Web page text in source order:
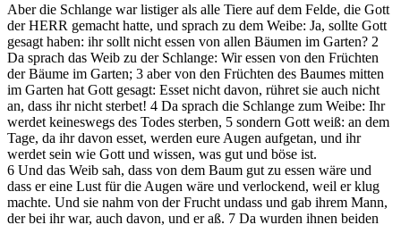
Aber die Schlange war listiger als alle Tiere auf dem Felde, die Gott
der HERR gemacht hatte, und sprach zu dem Weibe: Ja, sollte Gott
gesagt haben: ihr sollt nicht essen von allen Bäumen im Garten? 2
Da sprach das Weib zu der Schlange: Wir essen von den Früchten
der Bäume im Garten; 3 aber von den Früchten des Baumes mitten
im Garten hat Gott gesagt: Esset nicht davon, rühret sie auch nicht
an, dass ihr nicht sterbet! 4 Da sprach die Schlange zum Weibe: Ihr
werdet keineswegs des Todes sterben, 5 sondern Gott weiß: an dem
Tage, da ihr davon esset, werden eure Augen aufgetan, und ihr
werdet sein wie Gott und wissen, was gut und böse ist.
6 Und das Weib sah, dass von dem Baum gut zu essen wäre und
dass er eine Lust für die Augen wäre und verlockend, weil er klug
machte. Und sie nahm von der Frucht undass und gab ihrem Mann,
der bei ihr war, auch davon, und er aß. 7 Da wurden ihnen beiden